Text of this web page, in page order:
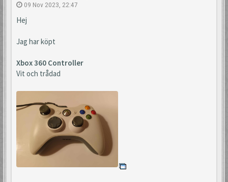
09 Nov 2023, 22:47
Hej
Jag har köpt
Xbox 360 Controller
Vit och trådad